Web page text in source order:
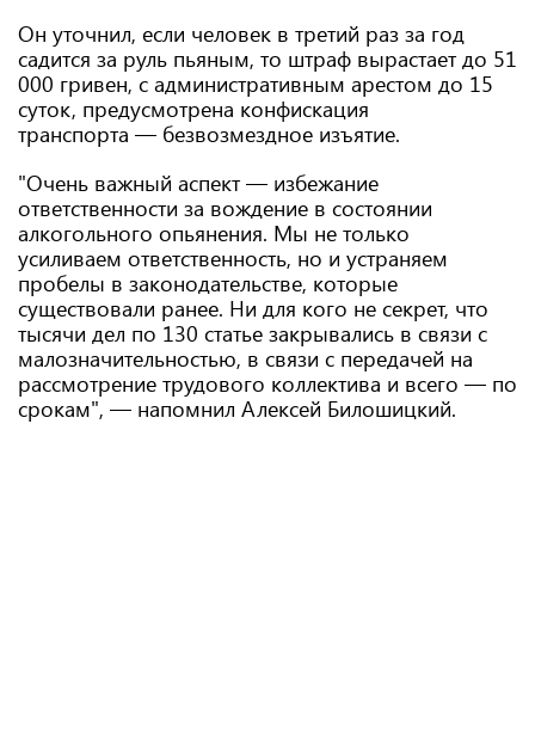
Он уточнил, если человек в третий раз за год
садится за руль пьяным, то штраф вырастает до 51
000 гривен, с административным арестом до 15
суток, предусмотрена конфискация
транспорта — безвозмездное изъятие.
"Очень важный аспект — избежание
ответственности за вождение в состоянии
алкогольного опьянения. Мы не только
усиливаем ответственность, но и устраняем
пробелы в законодательстве, которые
существовали ранее. Ни для кого не секрет, что
тысячи дел по 130 статье закрывались в связи с
малозначительностью, в связи с передачей на
рассмотрение трудового коллектива и всего — по
срокам", — напомнил Алексей Билошицкий.